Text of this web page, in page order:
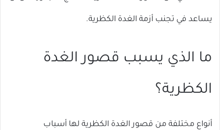
يساعد في تجنب أزمة الغدة الكظرية.
ما الذي يسبب قصور الغدة
الكظرية؟
أنواع مختلفة من قصور الغدة الكظرية لها أسباب